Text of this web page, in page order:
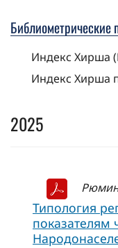
Библиометрические
Индекс Хирша
Индекс Хирша
2025
Типология
показателям